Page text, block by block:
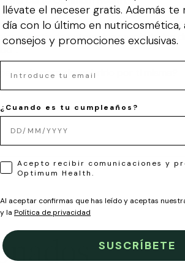
clínica oncológica, Catalina
a partir de extraer las propiedades
para descubrirlo por ti misma?
llévate el neceser gratis. Además
día con lo último en nutricosmética,
consejos y promociones exclusivas.
Email
¿Cuando es tu cumpleaños?
LOPDAcepto recibir comunicaciones y
Optimum Health.
Al aceptar confirmas que has leído y aceptas
y la Política de privacidad
SUSCRÍBETE